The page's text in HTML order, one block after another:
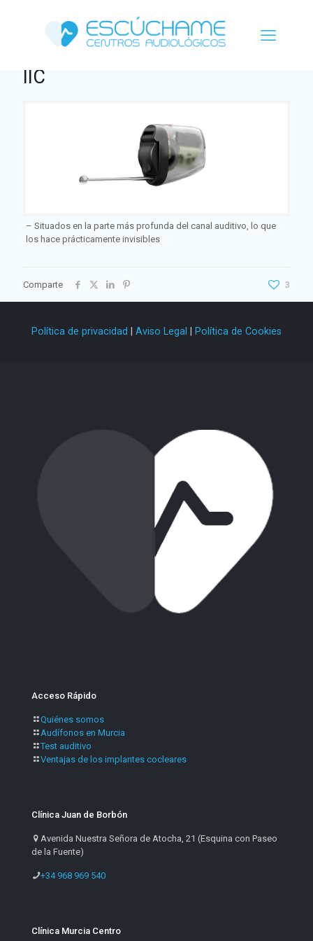
IIC
– Situados en la parte más profunda del canal auditivo, lo que
los hace prácticamente invisibles
Comparte 3
Política de privacidad | Aviso Legal | Política de Cookies
Acceso Rápido
Quiénes somos
Audífonos en Murcia
Test auditivo
Ventajas de los implantes cocleares
Clínica Juan de Borbón
Avenida Nuestra Señora de Atocha, 21 (Esquina con Paseo
de la Fuente)
+34 968 969 540
Clínica Murcia Centro